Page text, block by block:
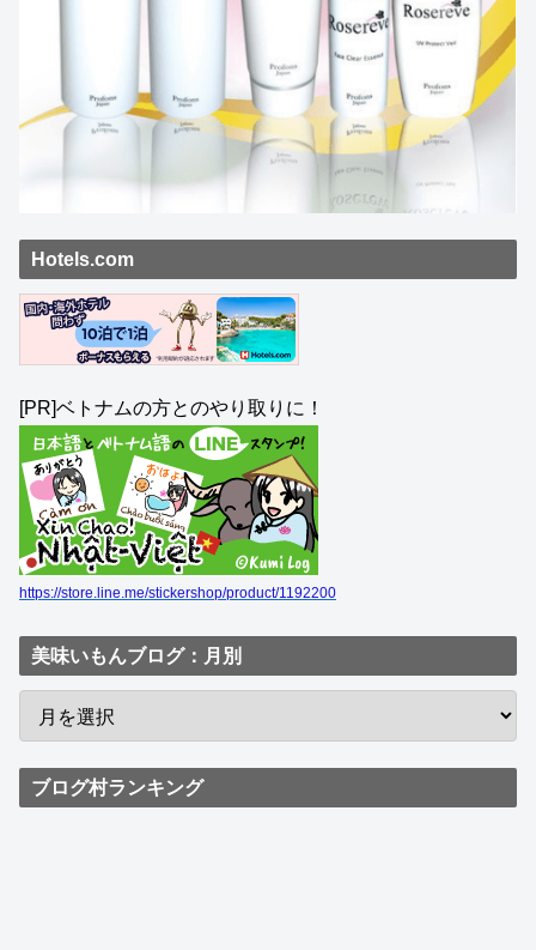
Hotels.com
[PR]ベトナムの方とのやり取りに！
https://store.line.me/stickershop/product/1192200
美味いもんブログ：月別
ブログ村ランキング